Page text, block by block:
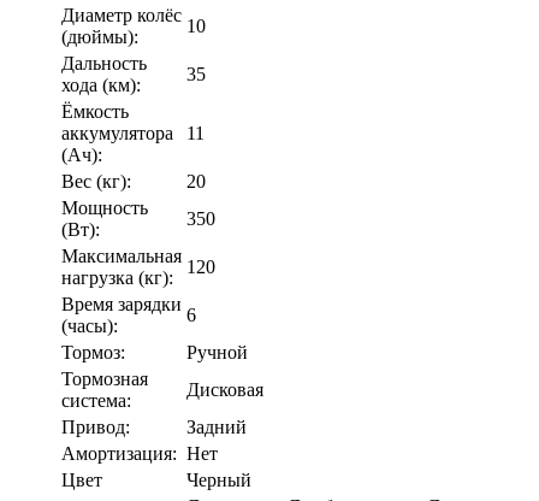
Диаметр колёс
(дюймы):
10
Дальность
хода (км):
35
Ёмкость
аккумулятора
(Ач):
11
Вес (кг):
20
Мощность
(Вт):
350
Максимальная
нагрузка (кг):
120
Время зарядки
(часы):
6
Тормоз:
Ручной
Тормозная
система:
Дисковая
Привод:
Задний
Амортизация: Нет
Цвет
Черный